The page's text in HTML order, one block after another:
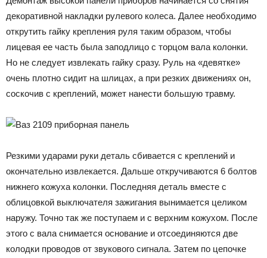
декоративной накладки рулевого колеса. Далее необходимо
открутить гайку крепления руля таким образом, чтобы
лицевая ее часть была заподлицо с торцом вала колонки.
Но не следует извлекать гайку сразу. Руль на «девятке»
очень плотно сидит на шлицах, а при резких движениях он,
соскочив с креплений, может нанести большую травму.
Резкими ударами руки деталь сбивается с креплений и
окончательно извлекается. Дальше откручиваются 6 болтов
нижнего кожуха колонки. Последняя деталь вместе с
облицовкой выключателя зажигания вынимается целиком
наружу. Точно так же поступаем и с верхним кожухом. После
этого с вала снимается основание и отсоединяются две
колодки проводов от звукового сигнала. Затем по цепочке